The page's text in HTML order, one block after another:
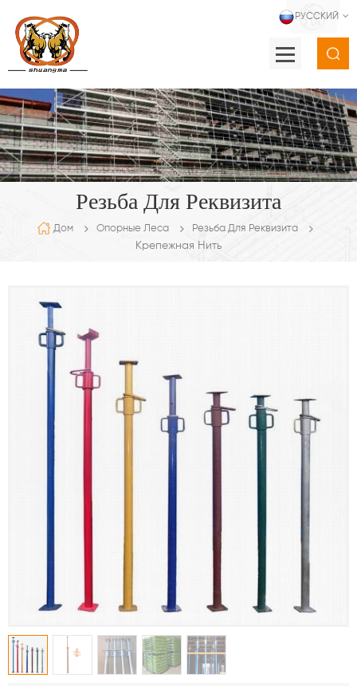
РУССКИЙ
Резьба Для Реквизита
Дом Опорные Леса Резьба Для Реквизита
Крепежная Нить